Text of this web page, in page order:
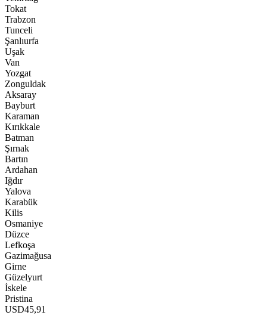
Tokat
Trabzon
Tunceli
Şanlıurfa
Uşak
Van
Yozgat
Zonguldak
Aksaray
Bayburt
Karaman
Kırıkkale
Batman
Şırnak
Bartın
Ardahan
Iğdır
Yalova
Karabük
Kilis
Osmaniye
Düzce
Lefkoşa
Gazimağusa
Girne
Güzelyurt
İskele
Pristina
USD45,91